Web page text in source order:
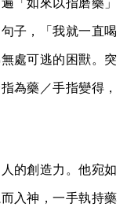
子，「我就一直喝
處可逃的困獸。突
為藥／手指變得，
的創造力。他宛如
入神，一手執持藥